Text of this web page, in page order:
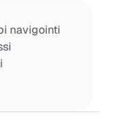
navigointi